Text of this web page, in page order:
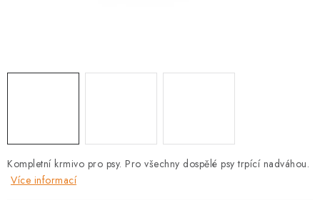
O nás Kontakty
Doprava a platba
Zásady použivání souboru cookies
Hodnocení obchodu
FAQ
Kompletní krmivo pro psy. Pro všechny dospělé psy trpící nadváhou.
Více informací